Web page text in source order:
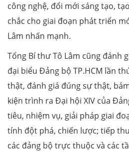
công nghệ, đổi mới sáng tạo,
chắc cho giai đoạn phát triển
Lâm nhấn mạnh.
Tổng Bí thư Tô Lâm cũng đánh
đại biểu Đảng bộ TP.HCM lần
thật, đánh giá đúng sự thật,
kiện trình ra Đại hội XIV của
tiêu, nhiệm vụ, giải pháp giai
tính đột phá, chiến lược; tiếp
các đảng bộ trực thuộc và các